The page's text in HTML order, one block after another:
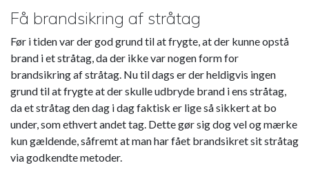
Få brandsikring af stråtag
Før i tiden var der god grund til at frygte, at der kunne opstå
brand i et stråtag, da der ikke var nogen form for
brandsikring af stråtag. Nu til dags er der heldigvis ingen
grund til at frygte at der skulle udbryde brand i ens stråtag,
da et stråtag den dag i dag faktisk er lige så sikkert at bo
under, som ethvert andet tag. Dette gør sig dog vel og mærke
kun gældende, såfremt at man har fået brandsikret sit stråtag
via godkendte metoder.